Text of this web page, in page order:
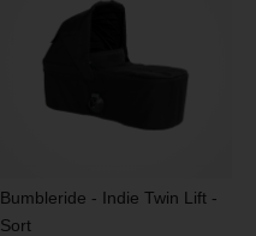
Bumbleride - Indie Twin Lift -
Sort